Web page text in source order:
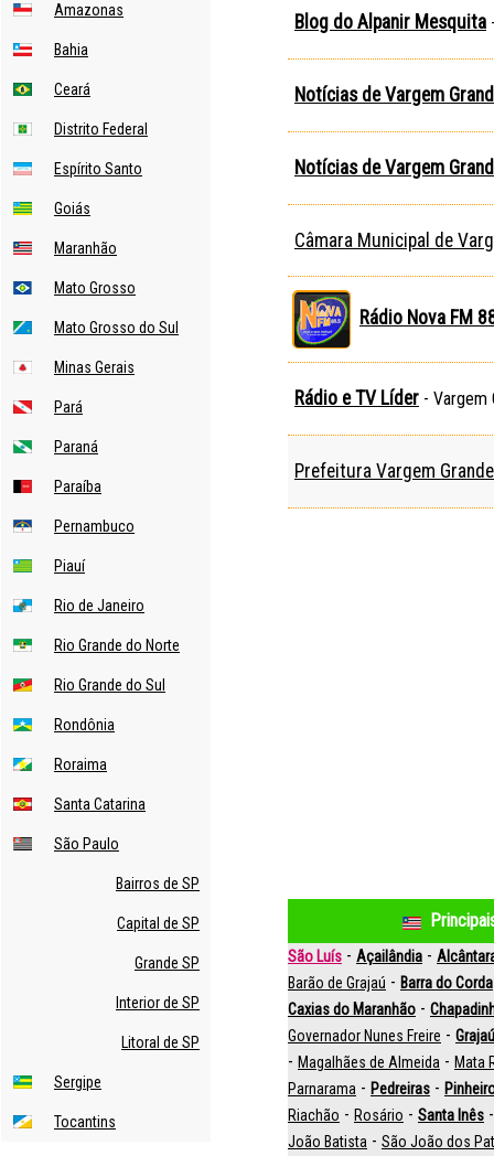
Amazonas
Bahia
Ceará
Distrito Federal
Espírito Santo
Goiás
Maranhão
Mato Grosso
Mato Grosso do Sul
Minas Gerais
Pará
Paraná
Paraíba
Pernambuco
Piauí
Rio de Janeiro
Rio Grande do Norte
Rio Grande do Sul
Rondônia
Roraima
Santa Catarina
São Paulo
Bairros de SP
Capital de SP
Grande SP
Interior de SP
Litoral de SP
Sergipe
Tocantins
Blog do Alpanir Mesquita
Notícias de Vargem
Notícias de Vargem
Câmara Municipal de
Rádio Nova FM
Rádio e TV Líder - Vargem
Prefeitura Vargem
São Luís - Açailândia -
Barão de Grajaú - Barra do Corda
Caxias do Maranhão -
Governador Nunes Freire - Grajaú
- Magalhães de Almeida - Mata
Parnarama - Pedreiras -
Riachão - Rosário - Santa Inês
João Batista - São João dos